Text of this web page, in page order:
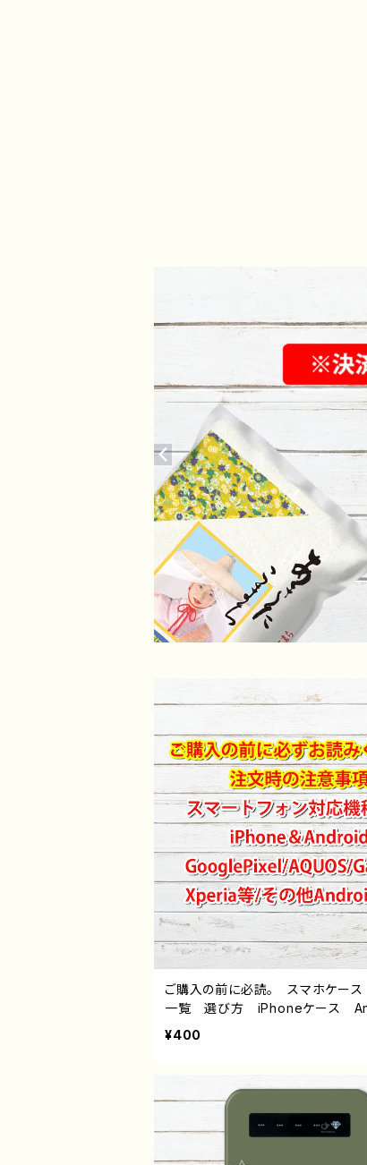
ご購入の前に必読。 スマホケー
一覧 選び方 iPhoneケース
hone17/16/15/14/13/12/11
¥400